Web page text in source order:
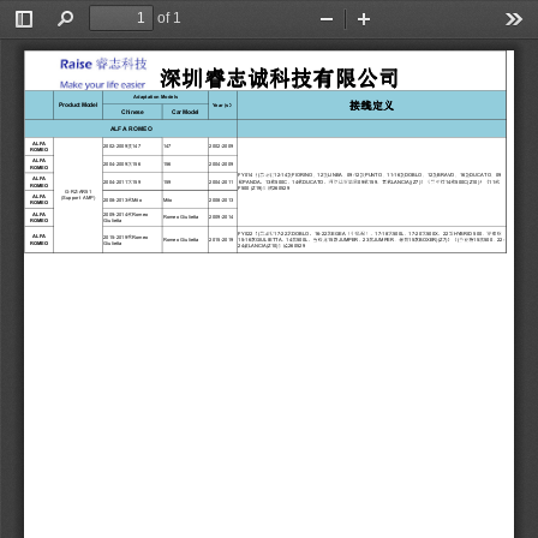
Toggle
Sidebar
Find
of 1
Zoom
Out
In
Chinese Car Model
深圳睿志诚科技有限公司
深圳睿志诚科技有限公司
深圳睿志诚科技有限公司
深圳睿志诚科技有限公司
接线定义
接线定义
接线定义
接线定义
Adaptation Models
Product Model
Year (s ））））
ALFA
ROMEO
2002-2009 款147 147 2002-2009
ALFA
ROMEO
2004-2009 款156 156 2004-2009
ALFA
ROMEO
2004-2011 款159 159 2004-2011
ALFA
ROMEO
2008-2013 款Mito Mito 2008-2013
ALFA
ROMEO
2009-2014 款Romeo
Giulietta
Romeo Giulietta   2009-2014
ALFA
ROMEO
2015-2019 款Romeo
Giulietta
Romeo Giulietta   2015-2019
FY022 《 (菲亚特 17-22 款DOBLO 16-22 款EGEA （中低配）、 17-18 款500L 、17-20 款500X 、 22 款 HYBRID 500
、罗密欧
15-16 款GIULIETTA 、14 款500L 、雪铁龙 15 款 JUMPER 、23 款 JUMPER 、标致 15 款BOXER)(Z7) 》《 ( 菲亚特 15 款500 、22-
24 款LANCIA(Z10) 》横260529
FY014 《 (菲亚特 12-14 款FIORINO 、12 款LINEA 09-12 款 PUNTO 、11-16 款DOBLO 12 款BRAVO 16 款DUCATO 、 09
款PANDA 13 款500C 、14 款DUCATO 、阿尔法罗密欧 09 款159 、老款 LANCIA)(Z7) 》《菲亚特 14 款500C(Z10) 》《 11 款
F500 (Z19) 》横260529
ALFA ROMEO
G-RZ-AR51
(Support  AMP)